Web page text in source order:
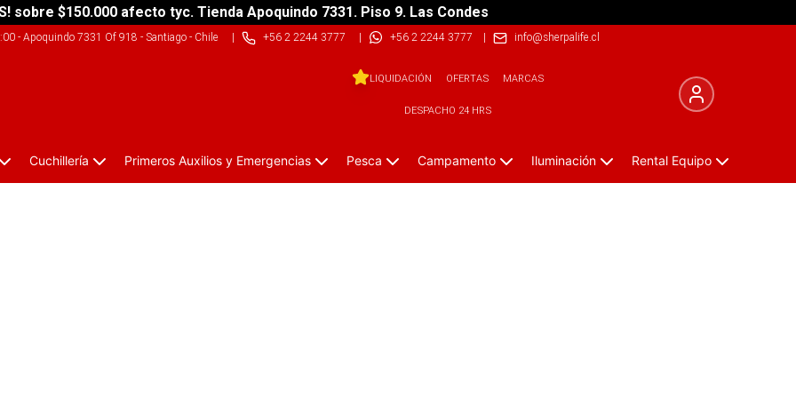
sobre $150.000 afecto tyc. Tienda Apoquindo 7331. Piso 9. Las Condes
- Apoquindo 7331 Of 918 - Santiago - Chile| +56 2 2244 3777 | +56 2 2244 3777 | info@sherpalife.cl
LIQUIDACIÓN OFERTAS MARCAS
DESPACHO 24 HRS
Cuchillería Primeros Auxilios y Emergencias Pesca Campamento Iluminación Rental Equipo